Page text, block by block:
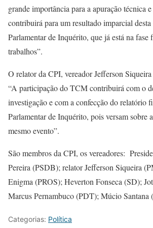
grande importância para a apuração técnica
contribuirá para um resultado imparcial
Parlamentar de Inquérito, que já está na fase
trabalhos”.
O relator da CPI, vereador Jefferson
“A participação do TCM contribuirá com o
investigação e com a confecção do relatório
Parlamentar de Inquérito, pois versam sobre
mesmo evento”.
São membros da CPI, os vereadores:
Pereira (PSDB); relator Jefferson Siqueira
Enigma (PROS); Heverton Fonseca (SD);
Marcus Pernambuco (PDT); Múcio
Categorias: Política